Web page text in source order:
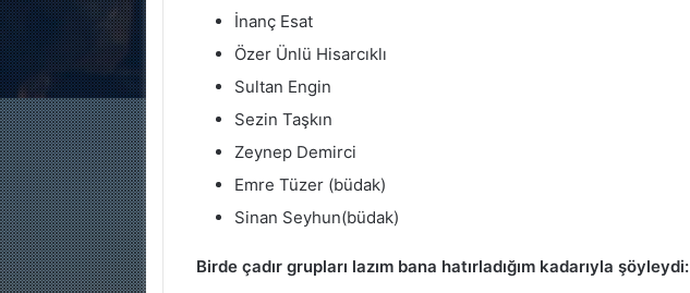
İnanç Esat
Özer Ünlü Hisarcıklı
Sultan Engin
Sezin Taşkın
Zeynep Demirci
Emre Tüzer (büdak)
Sinan Seyhun(büdak)
Birde çadır grupları lazım bana hatırladığım kadarıyla şöyleydi: